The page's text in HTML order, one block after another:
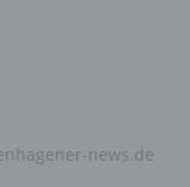
news.de
des für die
der Missbrauch